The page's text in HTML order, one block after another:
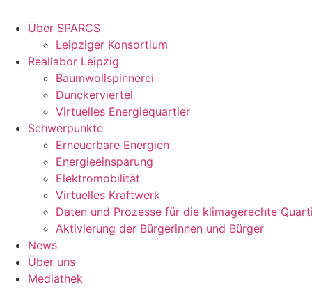
Über SPARCS
Leipziger Konsortium
Reallabor Leipzig
Baumwollspinnerei
Dunckerviertel
Virtuelles Energiequartier
Schwerpunkte
Erneuerbare Energien
Energieeinsparung
Elektromobilität
Virtuelles Kraftwerk
Daten und Prozesse für die klimagerechte
Aktivierung der Bürgerinnen und Bürger
News
Über uns
Mediathek